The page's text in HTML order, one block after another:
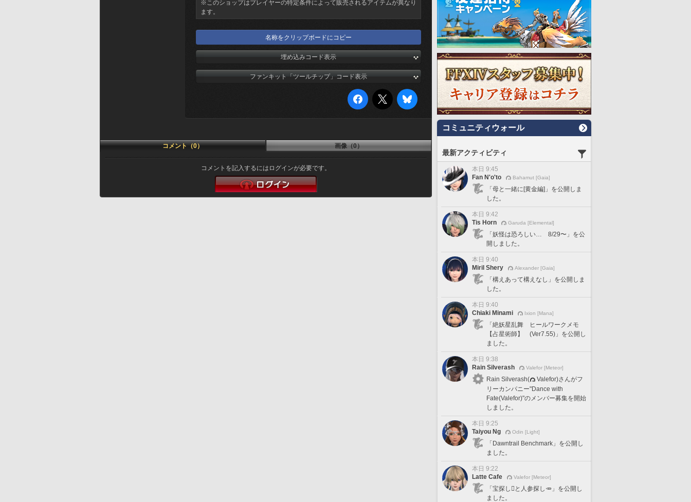
※このショップはプレイヤーの特定条件によって販売されるアイテムが異なり
ます。
名称をクリップボードにコピー
埋め込みコード表示
ファンキット「ツールチップ」コード表示
コメント（0） 画像（0）
コメントを記入するにはログインが必要です。
コミュニティウォール
最新アクティビティ
本日 9:45
Fan N'o'to
Bahamut [Gaia]
「母と一緒に[黄金編]」を公開しま
した。
本日 9:42
Tis Horn
Garuda [Elemental]
「妖怪は恐ろしい… 8/29〜」を公
開しました。
本日 9:40
Miril Shery
Alexander [Gaia]
「構えあって構えなし」を公開しま
した。
本日 9:40
Chiaki Minami
Ixion [Mana]
「絶妖星乱舞 ヒールワークメモ
【占星術師】 (Ver7.55)」を公開し
ました。
本日 9:38
Rain Silverash
Valefor [Meteor]
Rain Silverash(
Valefor)さんがフ
リーカンパニー"Dance with
Fate(Valefor)"のメンバー募集を開始
しました。
本日 9:25
Taiyou Ng
Odin [Light]
「Dawntrail Benchmark」を公開し
ました。
本日 9:22
Latte Cafe
Valefor [Meteor]
「宝探し🪎と人参探し🥕」を公開し
ました。